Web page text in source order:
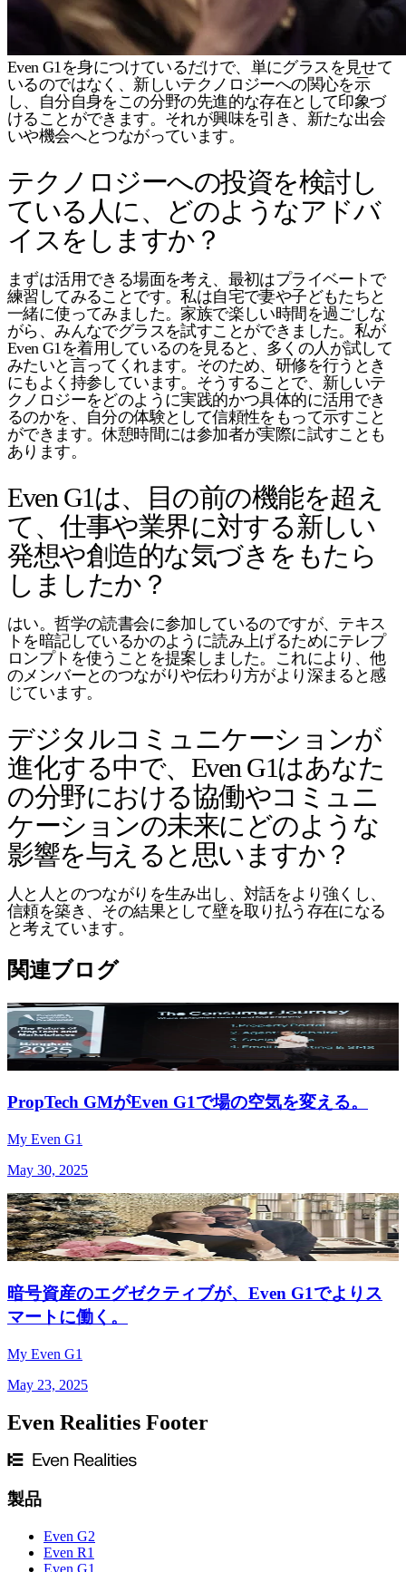
Even G1を身につけているだけで、単にグラスを見せて
いるのではなく、新しいテクノロジーへの関心を示
し、自分自身をこの分野の先進的な存在として印象づ
けることができます。それが興味を引き、新たな出会
いや機会へとつながっています。
テクノロジーへの投資を検討し
ている人に、どのようなアドバ
イスをしますか？
まずは活用できる場面を考え、最初はプライベートで
練習してみることです。私は自宅で妻や子どもたちと
一緒に使ってみました。家族で楽しい時間を過ごしな
がら、みんなでグラスを試すことができました。私が
Even G1を着用しているのを見ると、多くの人が試して
みたいと言ってくれます。そのため、研修を行うとき
にもよく持参しています。そうすることで、新しいテ
クノロジーをどのように実践的かつ具体的に活用でき
るのかを、自分の体験として信頼性をもって示すこと
ができます。休憩時間には参加者が実際に試すことも
あります。
Even G1は、目の前の機能を超え
て、仕事や業界に対する新しい
発想や創造的な気づきをもたら
しましたか？
はい。哲学の読書会に参加しているのですが、テキス
トを暗記しているかのように読み上げるためにテレプ
ロンプトを使うことを提案しました。これにより、他
のメンバーとのつながりや伝わり方がより深まると感
じています。
デジタルコミュニケーションが
進化する中で、Even G1はあなた
の分野における協働やコミュニ
ケーションの未来にどのような
影響を与えると思いますか？
人と人とのつながりを生み出し、対話をより強くし、
信頼を築き、その結果として壁を取り払う存在になる
と考えています。
関連ブログ
PropTech GMがEven G1で場の空気を変える。
My Even G1
May 30, 2025
暗号資産のエグゼクティブが、Even G1でよりス
マートに働く。
My Even G1
May 23, 2025
Even Realities Footer
製品
Even G2
Even R1
Even G1